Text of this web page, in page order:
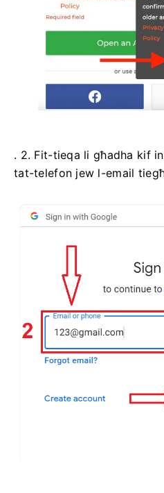
. 2. Fit-tieqa li għadha kif
tat-telefon jew l-email